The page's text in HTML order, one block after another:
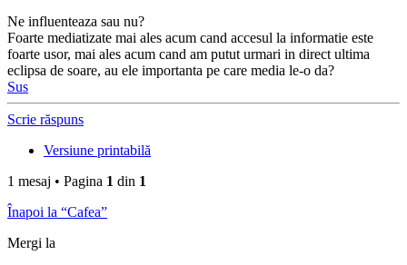
Ne influenteaza sau nu?
Foarte mediatizate mai ales acum cand accesul la informatie este
foarte usor, mai ales acum cand am putut urmari in direct ultima
eclipsa de soare, au ele importanta pe care media le-o da?
Sus
Scrie răspuns
Versiune printabilă
1 mesaj • Pagina 1 din 1
Înapoi la “Cafea”
Mergi la